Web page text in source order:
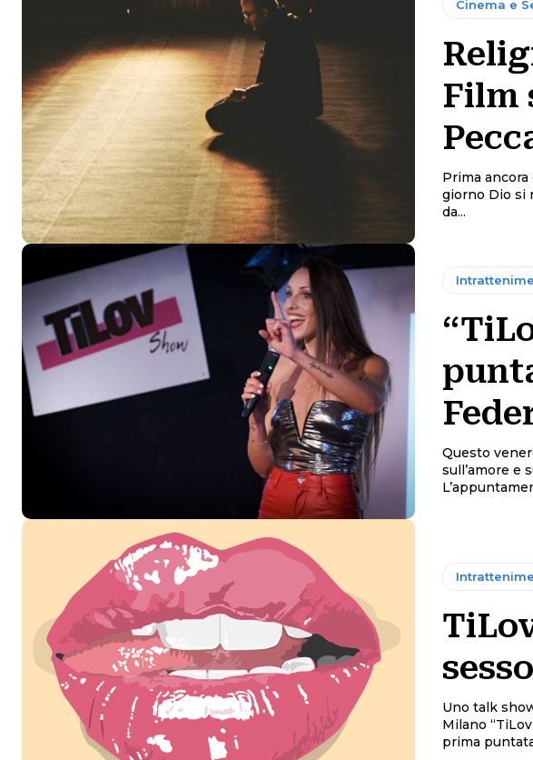
Cinema e
Film
Prima
giorno Dio si
da...
Questo
sull’amore e
Uno talk
Milano “TiLov show”
prima